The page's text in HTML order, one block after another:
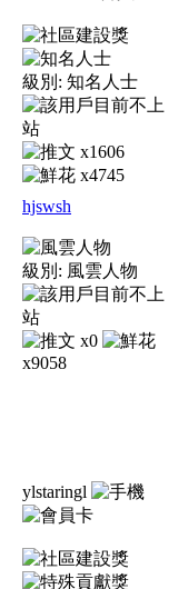
級別: 知名人士
x1606
x4745
hjswsh
級別: 風雲人物
x0
x9058
ylstaringl